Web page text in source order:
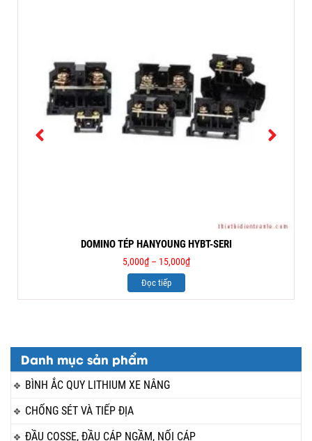
Danh mục sản phẩm
BÌNH ẮC QUY LITHIUM XE NÂNG
CHỐNG SÉT VÀ TIẾP ĐỊA
ĐẦU COSSE, ĐẦU CÁP NGẦM, NỐI CÁP
DOMINO TÉP HANYOUNG HYBT-SERI
5,000₫– 15,000₫
Đọc tiếp